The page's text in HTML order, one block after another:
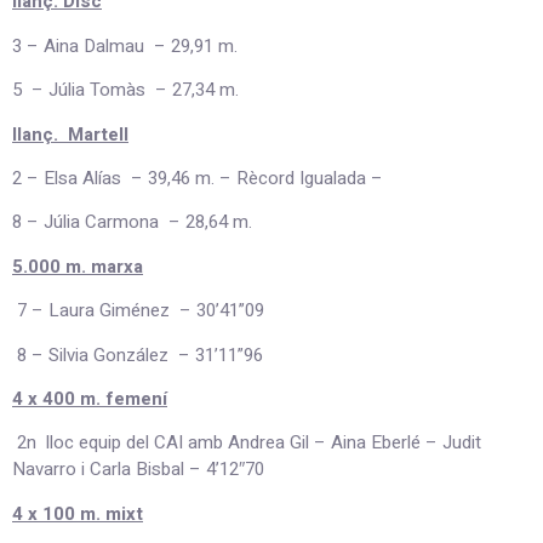
3 – Aina Dalmau – 29,91 m.
5 – Júlia Tomàs – 27,34 m.
llanç. Martell
2 – Elsa Alías – 39,46 m. – Rècord Igualada –
8 – Júlia Carmona – 28,64 m.
5.000 m. marxa
7 – Laura Giménez – 30’41”09
8 – Silvia González – 31’11”96
4 x 400 m. femení
2n lloc equip del CAI amb Andrea Gil – Aina Eberlé – Judit
Navarro i Carla Bisbal – 4’12″70
4 x 100 m. mixt